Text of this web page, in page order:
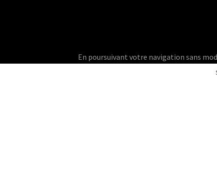
En poursuivant votre navigation sans